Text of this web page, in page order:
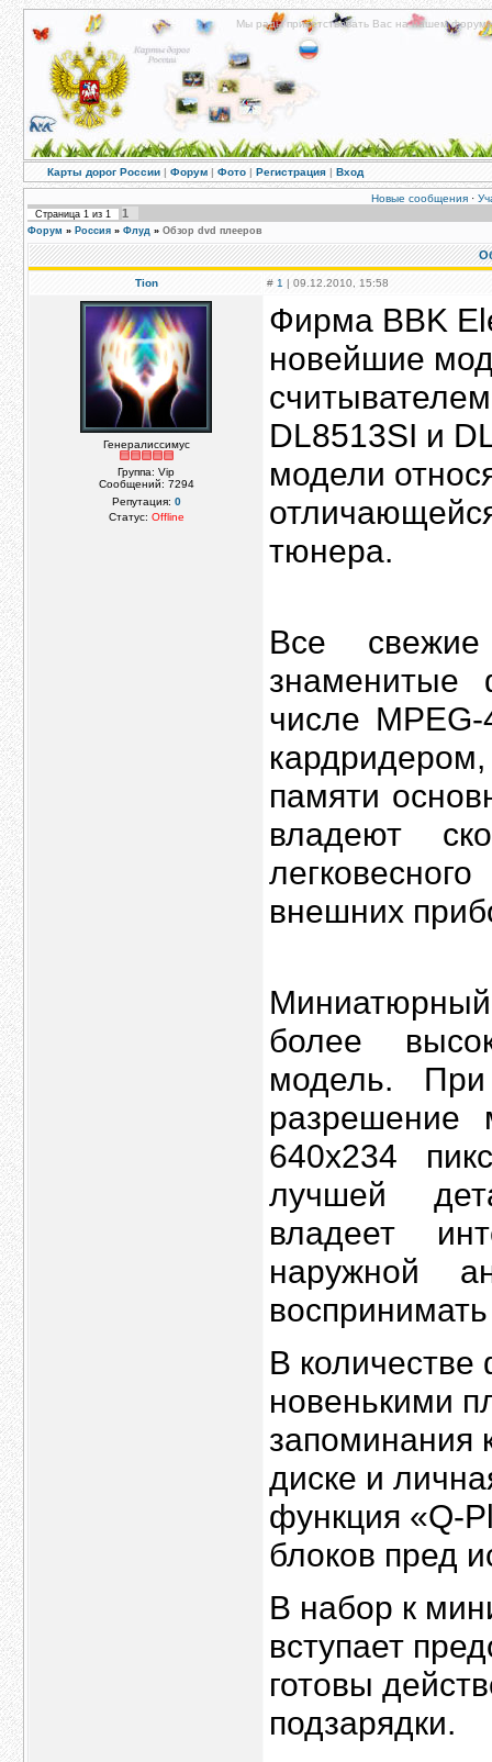
Мы рады приветствовать Вас на нашем
Карты дорог России | Форум | Фото | Регистрация | Вход
Новые сообщения·
Страница 1 из 1 1
Форум » Россия » Флуд » Обзор dvd плееров
Tion # 1 | 09.12.2010, 15:58
Генералиссимус
Группа: Vip
Сообщений: 7294
Репутация: 0
Статус: Offline
Фирма BBK
новейшие
DL8513SI и
модели
тюнера.
Все свежие
числе
памяти
владеют
внешних
более
модель.
разрешение
640х234
лучшей
владеет
наружной
В
новенькими
запоминания
диске и
функция «Q-
блоков пред
В набор к
вступает
готовы
подзарядки.